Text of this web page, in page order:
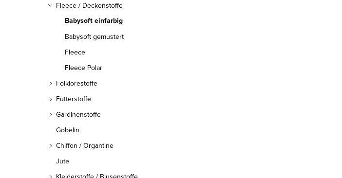
Fleece / Deckenstoffe
Babysoft einfarbig
Babysoft gemustert
Fleece
Fleece Polar
Folklorestoffe
Futterstoffe
Gardinenstoffe
Gobelin
Chiffon / Organtine
Jute